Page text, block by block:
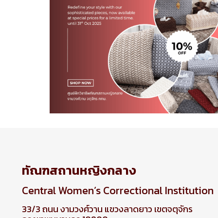
ทัณฑสถานหญิงกลาง
Central Women’s Correctional Institution
33/3 ถนน งามวงศ์วาน แขวงลาดยาว เขตจตุจักร